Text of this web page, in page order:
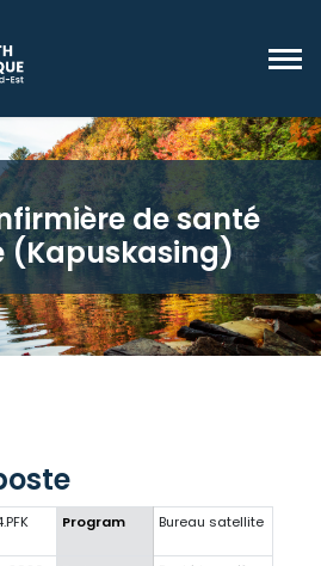
de santé
(Kapuskasing)
afficher un menu de toutes les
Program Bureau satellite